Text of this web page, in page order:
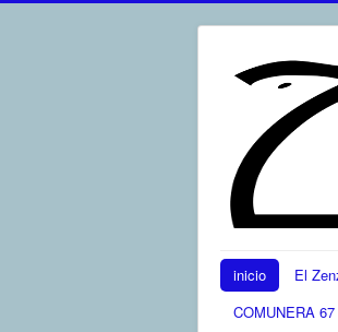
inicio El
COMUNERA